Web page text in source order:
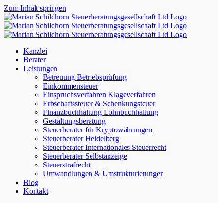
Zum Inhalt springen
Kanzlei
Berater
Leistungen
Betreuung Betriebsprüfung
Einkommensteuer
Einspruchsverfahren Klageverfahren
Erbschaftssteuer & Schenkungsteuer
Finanzbuchhaltung Lohnbuchhaltung
Gestaltungsberatung
Steuerberater für Kryptowährungen
Steuerberater Heidelberg
Steuerberater Internationales Steuerrecht
Steuerberater Selbstanzeige
Steuerstrafrecht
Umwandlungen & Umstrukturierungen
Blog
Kontakt